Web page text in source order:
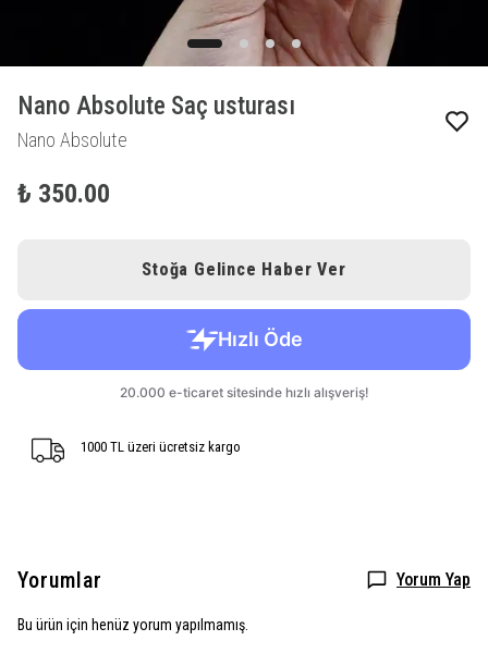
Nano Absolute
Nano Absolute Saç usturası
₺ 350.00
Stoğa Gelince Haber Ver
1000 TL üzeri ücretsiz kargo
Yorumlar Yorum Yap
Bu ürün için henüz yorum yapılmamış.